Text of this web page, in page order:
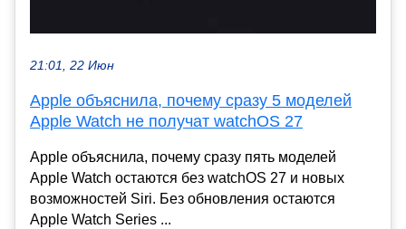
21:01, 22 Июн
Apple объяснила, почему сразу 5 моделей
Apple Watch не получат watchOS 27
Apple объяснила, почему сразу пять моделей
Apple Watch остаются без watchOS 27 и новых
возможностей Siri. Без обновления остаются
Apple Watch Series ...